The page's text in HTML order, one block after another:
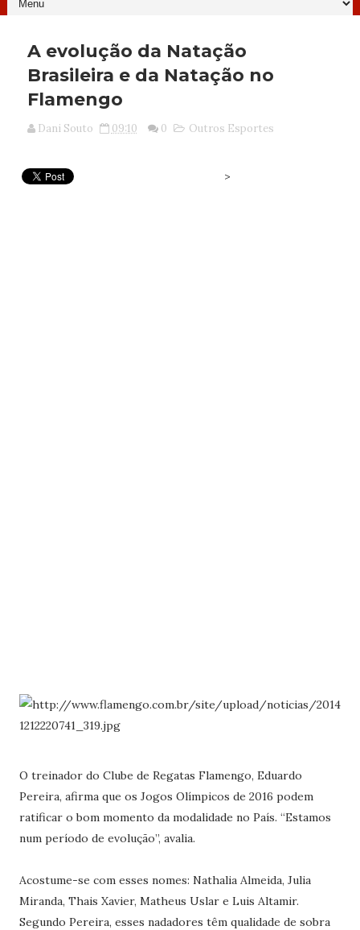
A evolução da Natação
Brasileira e da Natação no
Flamengo
Dani Souto 09:10 0 Outros Esportes
>
O treinador do Clube de Regatas Flamengo, Eduardo
Pereira, afirma que os Jogos Olímpicos de 2016 podem
ratificar o bom momento da modalidade no País. “Estamos
num período de evolução”, avalia.
Acostume-se com esses nomes: Nathalia Almeida, Julia
Miranda, Thais Xavier, Matheus Uslar e Luis Altamir.
Segundo Pereira, esses nadadores têm qualidade de sobra